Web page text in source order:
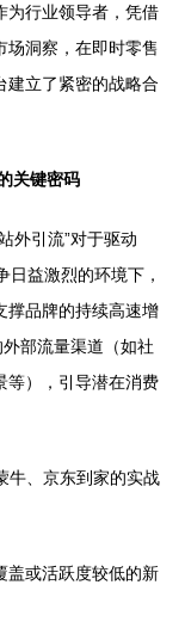
为行业领导者，凭借
场洞察，在即时零售
建立了紧密的战略合
关键密码
外引流”对于驱动
益激烈的环境下，
撑品牌的持续高速增
部流量渠道（如社
等），引导潜在消费
牛、京东到家的实战
盖或活跃度较低的新